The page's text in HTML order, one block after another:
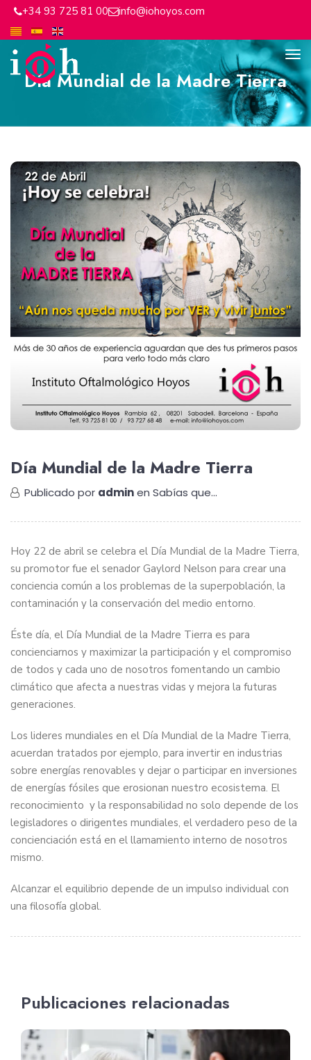
+34 93 725 81 00 info@iohoyos.com
Día Mundial de la Madre Tierra
Día Mundial de la Madre Tierra
Publicado por adminen Sabías que...
Hoy 22 de abril se celebra el Día Mundial de la Madre Tierra,
su promotor fue el senador Gaylord Nelson para crear una
conciencia común a los problemas de la superpoblación, la
contaminación y la conservación del medio entorno.
Éste día, el Día Mundial de la Madre Tierra es para
concienciarnos y maximizar la participación y el compromiso
de todos y cada uno de nosotros fomentando un cambio
climático que afecta a nuestras vidas y mejora la futuras
generaciones.
Los lideres mundiales en el Día Mundial de la Madre Tierra,
acuerdan tratados por ejemplo, para invertir en industrias
sobre energías renovables y dejar o participar en inversiones
de energías fósiles que erosionan nuestro ecosistema. El
reconocimiento y la responsabilidad no solo depende de los
legisladores o dirigentes mundiales, el verdadero peso de la
concienciación está en el llamamiento interno de nosotros
mismo.
Alcanzar el equilibrio depende de un impulso individual con
una filosofía global.
Publicaciones relacionadas